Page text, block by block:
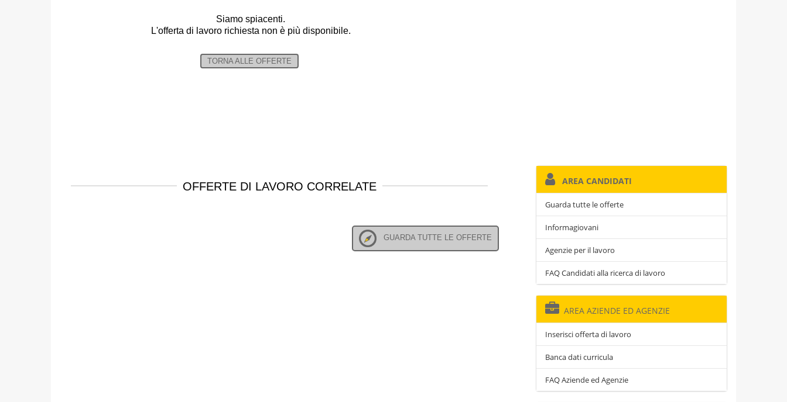
Siamo spiacenti.
L'offerta di lavoro richiesta non è più disponibile.
TORNA ALLE OFFERTE
OFFERTE DI LAVORO CORRELATE
GUARDA TUTTE LE OFFERTE
AREA CANDIDATI
Guarda tutte le offerte
Informagiovani
Agenzie per il lavoro
FAQ Candidati alla ricerca di lavoro
AREA AZIENDE ED AGENZIE
Inserisci offerta di lavoro
Banca dati curricula
FAQ Aziende ed Agenzie